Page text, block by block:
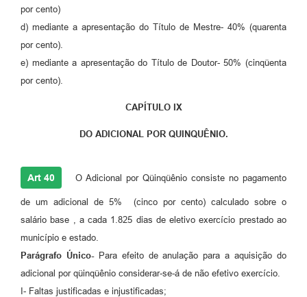
por cento)
d) mediante a apresentação do Título de Mestre- 40% (quarenta
por cento).
e) mediante a apresentação do Título de Doutor- 50% (cinqüenta
por cento).
CAPÍTULO IX
DO ADICIONAL POR QUINQUÊNIO.
Art 40 O Adicional por Qüinqüênio consiste no pagamento
de um adicional de 5% (cinco por cento) calculado sobre o
salário base , a cada 1.825 dias de eletivo exercício prestado ao
município e estado.
Parágrafo Único- Para efeito de anulação para a aquisição do
adicional por qüinqüênio considerar-se-á de não efetivo exercício.
I- Faltas justificadas e injustificadas;